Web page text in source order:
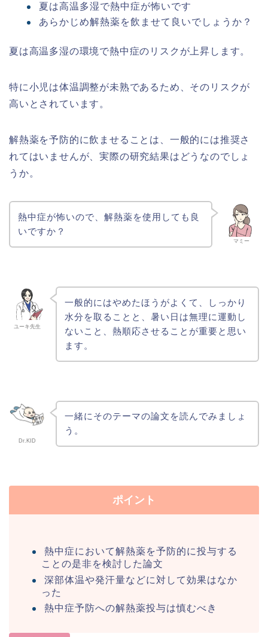
夏は高温多湿で熱中症が怖いです
あらかじめ解熱薬を飲ませて良いでしょうか？
夏は高温多湿の環境で熱中症のリスクが上昇します。
特に小児は体温調整が未熟であるため、そのリスクが
高いとされています。
解熱薬を予防的に飲ませることは、一般的には推奨さ
れてはいませんが、実際の研究結果はどうなのでしょ
うか。
マミー
熱中症が怖いので、解熱薬を使用しても良
いですか？
ユーキ先生
一般的にはやめたほうがよくて、しっかり
水分を取ることと、暑い日は無理に運動し
ないこと、熱順応させることが重要と思い
ます。
Dr.KID
一緒にそのテーマの論文を読んでみましょ
う。
ポイント
熱中症において解熱薬を予防的に投与する
ことの是非を検討した論文
深部体温や発汗量などに対して効果はなか
った
熱中症予防への解熱薬投与は慎むべき